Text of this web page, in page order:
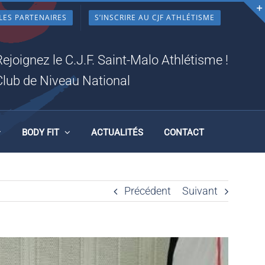
LES PARTENAIRES S’INSCRIRE AU CJF ATHLÉTISME
le C.J.F. Saint-Malo Athlétisme !
de Niveau National
BODY FIT ACTUALITÉS CONTACT
Précédent Suivant